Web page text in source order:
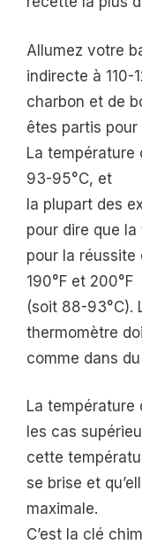
Allumez votre
indirecte à 110-
charbon et de
êtes partis pour
La
93-95°C, et
la plupart des
pour dire que
pour la réussite
190°F et 200°F
(soit 88-93°C).
thermomètre
comme dans
La température
les cas
cette
se brise et
maximale.
C’est la clé